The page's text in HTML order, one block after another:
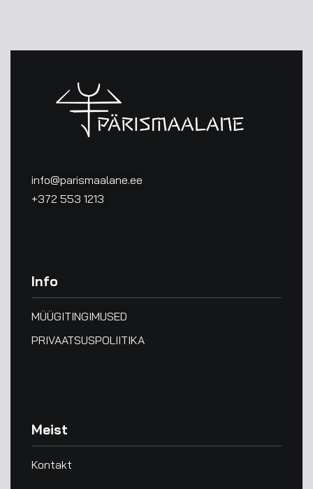
info@parismaalane.ee
+372 553 1213
Info
MÜÜGITINGIMUSED
PRIVAATSUSPOLIITIKA
Meist
Kontakt